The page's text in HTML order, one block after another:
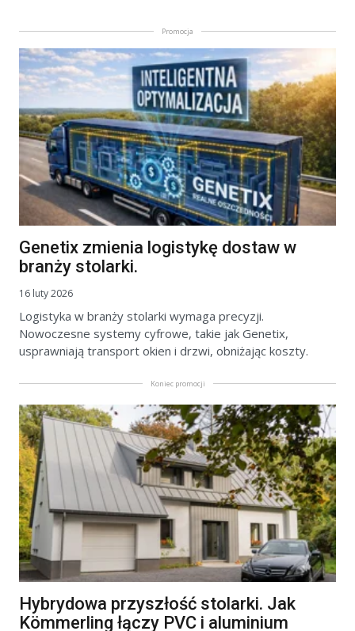
Promocja
Genetix zmienia logistykę dostaw w
branży stolarki.
16 luty 2026
Logistyka w branży stolarki wymaga precyzji.
Nowoczesne systemy cyfrowe, takie jak Genetix,
usprawniają transport okien i drzwi, obniżając koszty.
Koniec promocji
Hybrydowa przyszłość stolarki. Jak
Kömmerling łączy PVC i aluminium